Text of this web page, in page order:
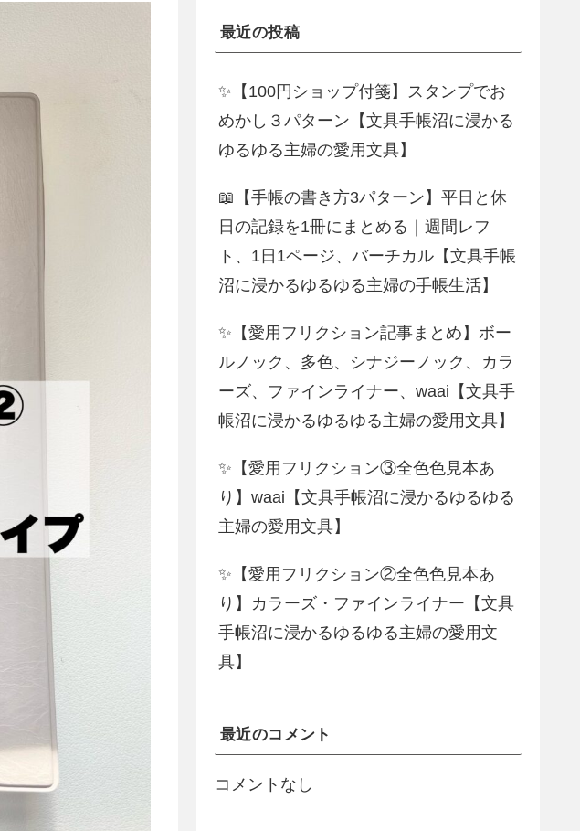
最近の投稿
✨【100円ショップ付箋】スタンプでお
めかし３パターン【文具手帳沼に浸かる
ゆるゆる主婦の愛用文具】
📖【手帳の書き方3パターン】平日と休
日の記録を1冊にまとめる｜週間レフ
ト、1日1ページ、バーチカル【文具手帳
沼に浸かるゆるゆる主婦の手帳生活】
✨【愛用フリクション記事まとめ】ボー
ルノック、多色、シナジーノック、カラ
ーズ、ファインライナー、waai【文具手
帳沼に浸かるゆるゆる主婦の愛用文具】
✨【愛用フリクション③全色色見本あ
り】waai【文具手帳沼に浸かるゆるゆる
主婦の愛用文具】
✨【愛用フリクション②全色色見本あ
り】カラーズ・ファインライナー【文具
手帳沼に浸かるゆるゆる主婦の愛用文
具】
最近のコメント
コメントなし